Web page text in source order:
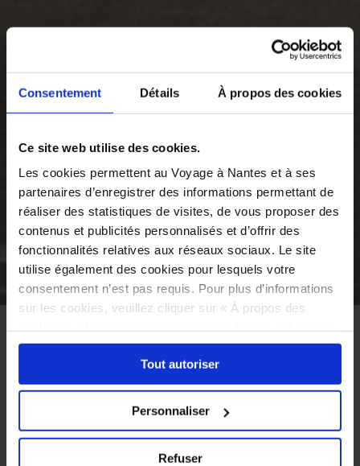
Consentement Détails À propos des cookies
Ce site web utilise des cookies.
Les cookies permettent au Voyage à Nantes et à ses
partenaires d’enregistrer des informations permettant de
réaliser des statistiques de visites, de vous proposer des
contenus et publicités personnalisés et d’offrir des
fonctionnalités relatives aux réseaux sociaux. Le site
utilise également des cookies pour lesquels votre
consentement n’est pas requis. Pour plus d’informations
sur les cookies, veuillez cliquer sur « À propos des
sélectionner les cookies selon les finalités via l'onglet
« Détails ». À tout moment, vous pouvez modifier votre
choix en cliquant sur le lien « Cookies » en bas des
Tout autoriser
Personnaliser
Refuser
©
ACCUEIL À VOIR
LE VOYAGE PERMANENT
VOYAGE CULINAIRE
RESTAURANT
TRENTEMOULT - REZÉ
La Guinguette